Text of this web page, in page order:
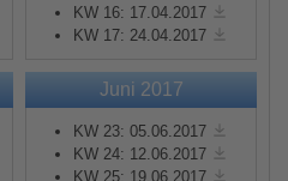
KW 16: 17.04.2017
KW 17: 24.04.2017
Juni 2017
KW 23: 05.06.2017
KW 24: 12.06.2017
KW 25: 19.06.2017